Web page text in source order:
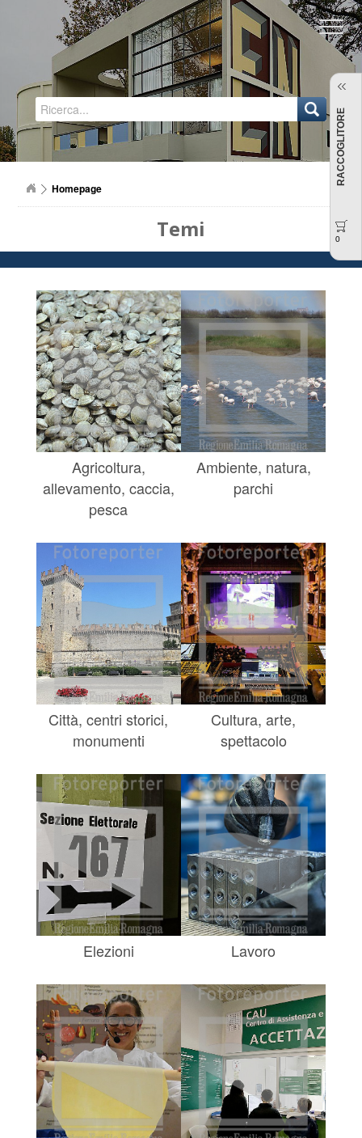
Regione Emilia-Romagna
Homepage
Temi
Agricoltura,
allevamento, caccia,
pesca
Ambiente, natura,
parchi
Città, centri storici,
monumenti
Cultura, arte,
spettacolo
Elezioni Lavoro
RACCOGLITORE
0